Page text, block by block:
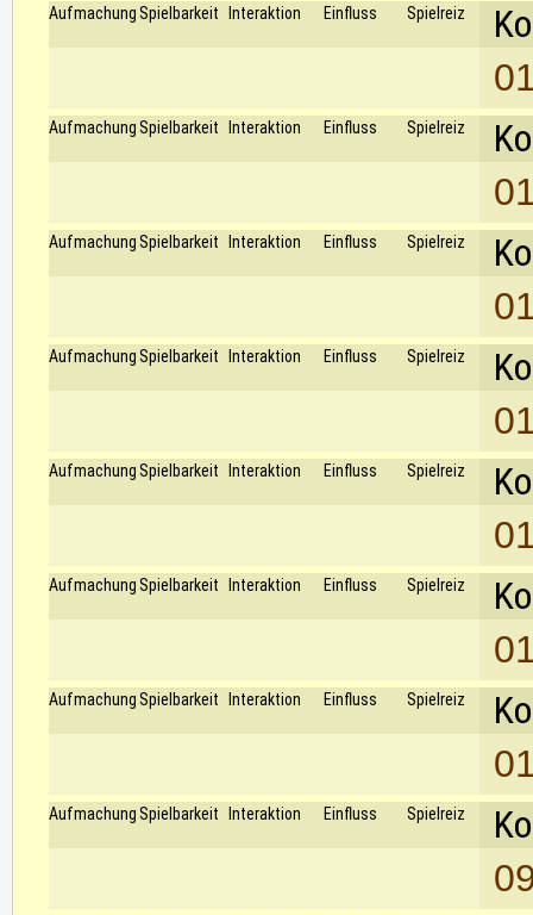
Aufmachung Spielbarkeit Interaktion Einfluss Spielreiz
Aufmachung Spielbarkeit Interaktion Einfluss Spielreiz
Aufmachung Spielbarkeit Interaktion Einfluss Spielreiz
Aufmachung Spielbarkeit Interaktion Einfluss Spielreiz
Aufmachung Spielbarkeit Interaktion Einfluss Spielreiz
Aufmachung Spielbarkeit Interaktion Einfluss Spielreiz
Aufmachung Spielbarkeit Interaktion Einfluss Spielreiz
Aufmachung Spielbarkeit Interaktion Einfluss Spielreiz